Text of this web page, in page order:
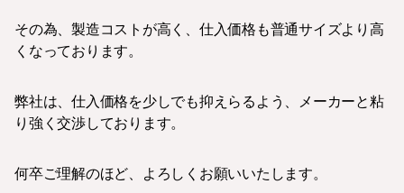
その為、製造コストが高く、仕入価格も普通サイズより高
くなっております。
弊社は、仕入価格を少しでも抑えらるよう、メーカーと粘
り強く交渉しております。
何卒ご理解のほど、よろしくお願いいたします。